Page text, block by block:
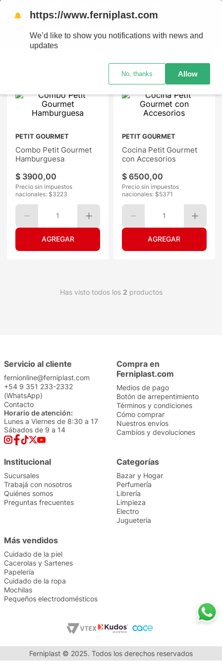
Ordenar por
PETIT GOURMET
Combo Petit Gourmet
Hamburguesa
$ 3900,00
Precio sin impuestos
nacionales: $3223
1
PETIT GOURMET
Cocina Petit Gourmet
con Accesorios
$ 6500,00
Precio sin impuestos
nacionales: $5371
1
Has visto todos los 2 productos
Servicio al cliente
fernionline@ferniplast.com
+54 9 351 233-2332
(WhatsApp)
Contacto
Horario de atención:
Lunes a Viernes de 8:30 a 17
Sábados de 9 a 14
Compra en
Ferniplast.com
Medios de pago
Botón de arrepentimiento
Términos y condiciones
Cómo comprar
Nuestros envíos
Cambios y devoluciones
Institucional
Sucursales
Trabajá con nosotros
Quiénes somos
Preguntas frecuentes
Categorías
Bazar y Hogar
Perfumería
Librería
Limpieza
Electro
Juguetería
Más vendidos
Cuidado de la piel
Cacerolas y Sartenes
Papelería
Cuidado de la ropa
Mochilas
Pequeños electrodomésticos
Ferniplast © 2025. Todos los derechos reservados
🔔 https://www.ferniplast.com
We’d like to show you notifications with news and
updates
No, thanks Allow